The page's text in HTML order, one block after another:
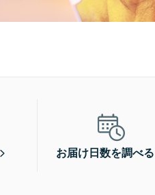
お届け日数を調べる